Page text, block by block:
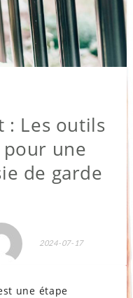
: Les outils
une
de garde
2024-07-17
une étape